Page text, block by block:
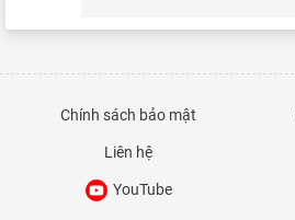
Chính sách bảo mật
Liên hệ
YouTube